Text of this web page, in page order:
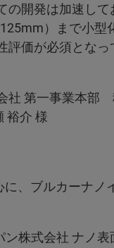
開発は加速し
）まで小型
価が必須とな
積層コン
、ブルカーナ
面計測事